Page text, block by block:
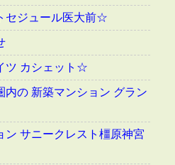
セジュール医大前☆
ツ カシェット☆
の 新築マンション グラン
サニークレスト橿原神宮